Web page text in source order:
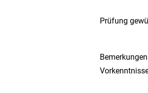
Prüfung
Bemerkungen